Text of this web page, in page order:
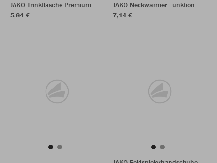
JAKO Trinkflasche Premium
5,84 €
JAKO Neckwarmer Funktion
7,14 €